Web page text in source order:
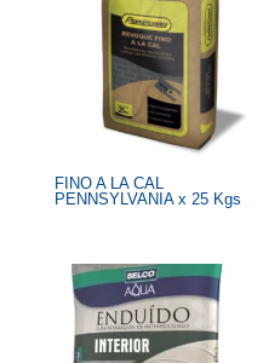
FINO A LA CAL
PENNSYLVANIA x 25 Kgs